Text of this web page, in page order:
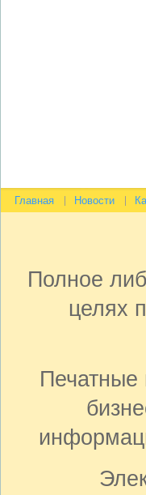
Главная Новости
Полное
целях
Печатные